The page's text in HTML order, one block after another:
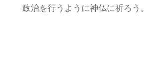
政治を行うように神仏に祈ろう。